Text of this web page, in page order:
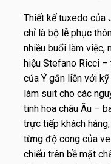
Thiết kế tuxedo của
chỉ là bộ lễ phục
nhiều buổi làm việc,
hiệu Stefano Ricci
của Ý gắn liền với
làm suit cho các
tinh hoa châu Âu –
trực tiếp khách
từng độ cong của
chiếu trên bề mặt